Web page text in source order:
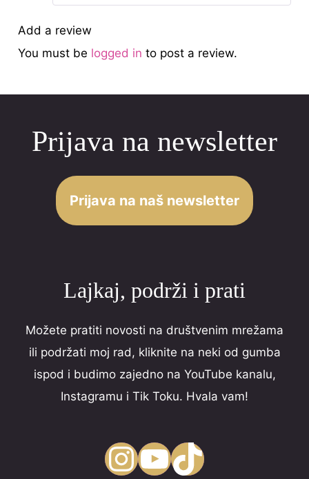
Add a review
You must be logged in to post a review.
Prijava na newsletter
Prijava na naš newsletter
Lajkaj, podrži i prati
Možete pratiti novosti na društvenim mrežama
ili podržati moj rad, kliknite na neki od gumba
ispod i budimo zajedno na YouTube kanalu,
Instagramu i Tik Toku. Hvala vam!
InstagramYouTube TikTok